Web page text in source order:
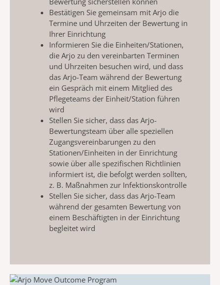
Bestätigen Sie gemeinsam mit Arjo die
Termine und Uhrzeiten der Bewertung in
Ihrer Einrichtung
Informieren Sie die Einheiten/Stationen,
die Arjo zu den vereinbarten Terminen
und Uhrzeiten besuchen wird, und dass
das Arjo-Team während der Bewertung
ein Gespräch mit einem Mitglied des
Pflegeteams der Einheit/Station führen
wird
Stellen Sie sicher, dass das Arjo-
Bewertungsteam über alle speziellen
Zugangsvereinbarungen zu den
Stationen/Einheiten in der Einrichtung
sowie über alle spezifischen Richtlinien
informiert ist, die befolgt werden sollten,
z. B. Maßnahmen zur Infektionskontrolle
Stellen Sie sicher, dass das Arjo-Team
während der gesamten Bewertung von
einem Beschäftigten in der Einrichtung
begleitet wird